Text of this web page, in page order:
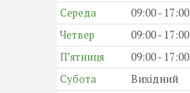
Середа
09:00
17:00
Четвер
09:00
17:00
Пʼятниця
09:00
17:00
Субота
Вихідний